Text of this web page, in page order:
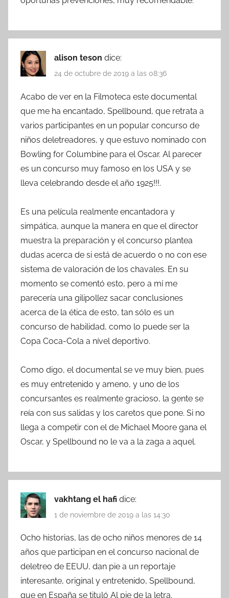
alison teson dice:
24 de octubre de 2019 a las 08:36
Acabo de ver en la Filmoteca este documental
que me ha encantado, Spellbound, que retrata a
varios participantes en un popular concurso de
niños deletreadores, y que estuvo nominado con
Bowling for Columbine para el Oscar. Al parecer
es un concurso muy famoso en los USA y se
lleva celebrando desde el año 1925!!!.
Es una película realmente encantadora y
simpática, aunque la manera en que el director
muestra la preparación y el concurso plantea
dudas acerca de si está de acuerdo o no con ese
sistema de valoración de los chavales. En su
momento se comentó esto, pero a mí me
parecería una gilipollez sacar conclusiones
acerca de la ética de esto, tan sólo es un
concurso de habilidad, como lo puede ser la
Copa Coca-Cola a nível deportivo.
Como digo, el documental se ve muy bien, pues
es muy entretenido y ameno, y uno de los
concursantes es realmente gracioso, la gente se
reía con sus salidas y los caretos que pone. Si no
llega a competir con el de Michael Moore gana el
Oscar, y Spellbound no le va a la zaga a aquel.
vakhtang el hafi dice:
1 de noviembre de 2019 a las 14:30
Ocho historias, las de ocho niños menores de 14
años que participan en el concurso nacional de
deletreo de EEUU, dan pie a un reportaje
interesante, original y entretenido, Spellbound,
que en España se tituló Al pie de la letra.